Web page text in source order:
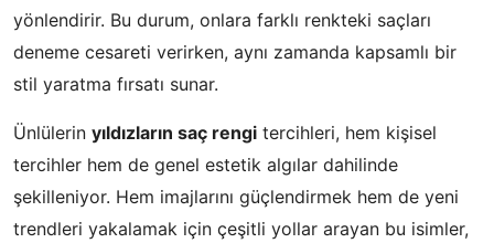
yönlendirir. Bu durum, onlara farklı renkteki saçları
deneme cesareti verirken, aynı zamanda kapsamlı bir
stil yaratma fırsatı sunar.
Ünlülerin yıldızların saç rengi tercihleri, hem kişisel
tercihler hem de genel estetik algılar dahilinde
şekilleniyor. Hem imajlarını güçlendirmek hem de yeni
trendleri yakalamak için çeşitli yollar arayan bu isimler,